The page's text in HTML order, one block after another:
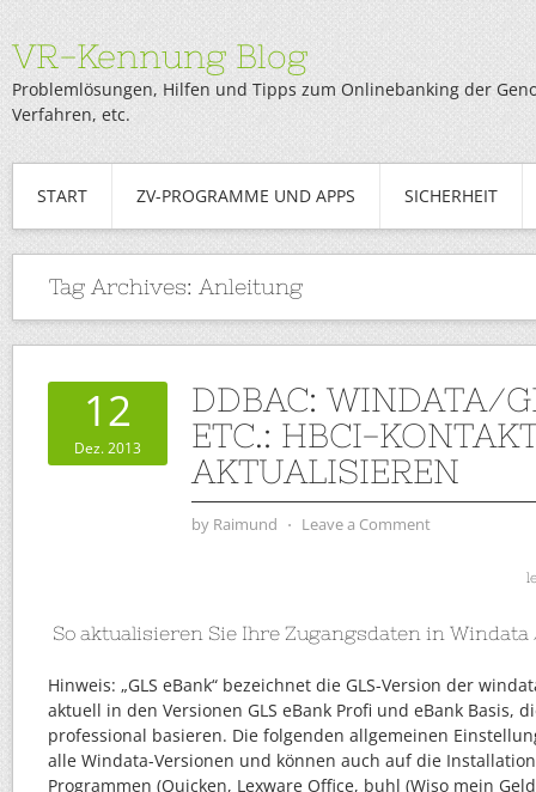
VR-Kennung Blog
Problemlösungen, Hilfen und Tipps zum Onlinebanking der
Verfahren, etc.
START ZV-PROGRAMME UND APPS SICHERHEIT
Tag Archives: Anleitung
12
Dez. 2013
DDBAC: WINDATA/
ETC.: HBCI-
AKTUALISIEREN
by Raimund ⋅ Leave a Comment
So aktualisieren Sie Ihre Zugangsdaten in Windata
Hinweis: „GLS eBank“ bezeichnet die GLS-Version der
aktuell in den Versionen GLS eBank Profi und eBank Basis,
professional basieren. Die folgenden allgemeinen
alle Windata-Versionen und können auch auf die
Programmen (Quicken, Lexware Office, buhl (Wiso mein